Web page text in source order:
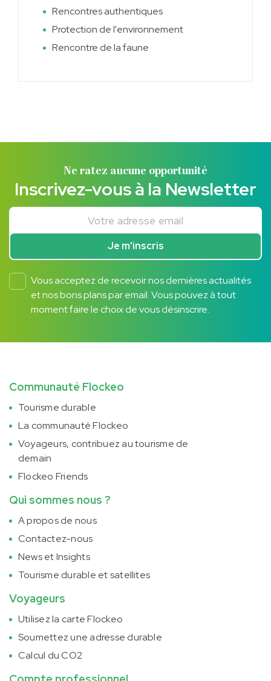
Rencontres authentiques
Protection de l'environnement
Rencontre de la faune
Ne ratez aucune opportunité
Inscrivez-vous à la Newsletter
Votre adresse email
Je m'inscris
Vous acceptez de recevoir nos dernières actualités
et nos bons plans par email. Vous pouvez à tout
moment faire le choix de vous désinscrire.
Communauté Flockeo
Tourisme durable
La communauté Flockeo
Voyageurs, contribuez au tourisme de
demain
Flockeo Friends
Qui sommes nous ?
A propos de nous
Contactez-nous
News et Insights
Tourisme durable et satellites
Voyageurs
Utilisez la carte Flockeo
Soumettez une adresse durable
Calcul du CO2